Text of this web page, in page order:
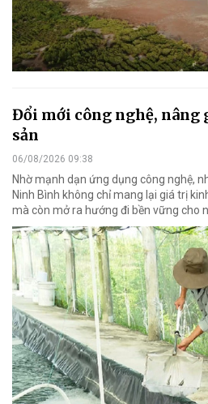
Đổi mới công nghệ,
sản
06/08/2026 09:38
Nhờ mạnh dạn ứng dụng công nghệ,
Ninh Bình không chỉ mang lại giá trị
mà còn mở ra hướng đi bền vững cho